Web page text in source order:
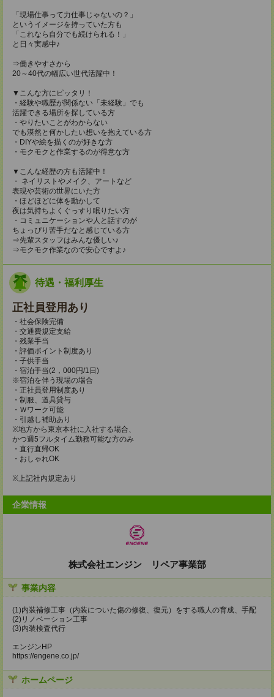
「現場仕事って力仕事じゃないの？」
というイメージを持っていた方も
「これなら自分でも続けられる！」
と日々実感中♪
⇒働きやすさから
20～40代の幅広い世代活躍中！
▼こんな方にピッタリ！
・経験や職歴が関係ない「未経験」でも
活躍できる場所を探している方
・やりたいことがわからない
でも漠然と何かしたい想いを抱えている方
・DIYや絵を描くのが好きな方
・モクモクと作業するのが得意な方
▼こんな経歴の方も活躍中！
・ ネイリストやメイク、アートなど
表現や芸術の世界にいた方
・ほどほどに体を動かして
夜は気持ちよくぐっすり眠りたい方
・コミュニケーションや人と話すのが
ちょっぴり苦手だなと感じている方
⇒先輩スタッフはみんな優しい♪
⇒モクモク作業なので安心ですよ♪
待遇・福利厚生
正社員登用あり
・社会保険完備
・交通費規定支給
・残業手当
・評価ポイント制度あり
・子供手当
・宿泊手当(2，000円/1日)
※宿泊を伴う現場の場合
・正社員登用制度あり
・制服、道具貸与
・Ｗワーク可能
・引越し補助あり
※地方から東京本社に入社する場合、
かつ週5フルタイム勤務可能な方のみ
・直行直帰OK
・おしゃれOK
※上記社内規定あり
企業情報
株式会社エンジン リペア事業部
事業内容
(1)内装補修工事（内装についた傷の修復、復元）をする職人の育成、手配
(2)リノベーション工事
(3)内装検査代行
エンジンHP
https://engene.co.jp/
ホームページ